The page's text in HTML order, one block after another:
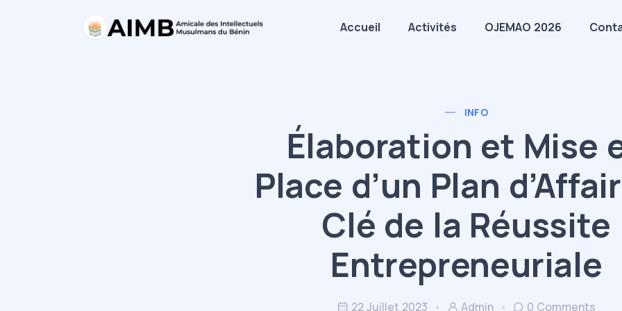
Accueil Activités OJEMAO 2026
INFO
Élaboration et Mise
Place d’un Plan
Clé de la Réussite
Entrepreneuriale
22 Juillet 2023 Admin 0 Comments